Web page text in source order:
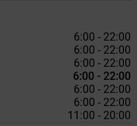
6:00 - 22:00
6:00 - 22:00
6:00 - 22:00
6:00 - 22:00
6:00 - 22:00
6:00 - 22:00
11:00 - 20:00